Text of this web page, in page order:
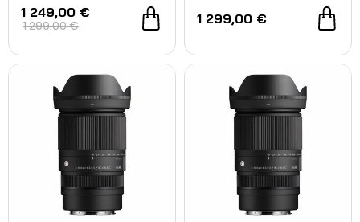
1 249,00 €
1 299,00 €
1 299,00 €